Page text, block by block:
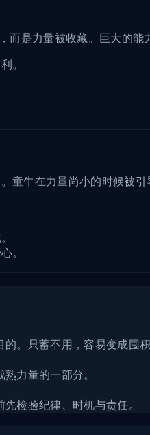
而是力量被收藏。巨大的
。
童牛在力量尚小的时候被
。
。只蓄不用，容易变成囤积
力量的一部分。
检验纪律、时机与责任。